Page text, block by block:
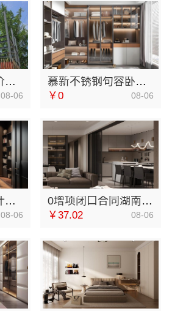
晋宁重钢建房报价透明，云南晟构建筑建材有限公司为您详解
08-06
慕新不锈钢句容卧室施工流程，定制服务详解
￥0 08-06
苏州装饰婚房设计施工一体化，苏州兔哥哥智装新材料有限公司
08-06
0增项闭口合同湖南美学筑家建材有限公司局部改造
￥37.02 08-06